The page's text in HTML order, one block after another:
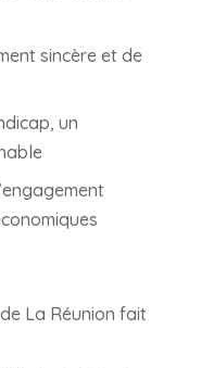
sincère et de
un
La Réunion fait